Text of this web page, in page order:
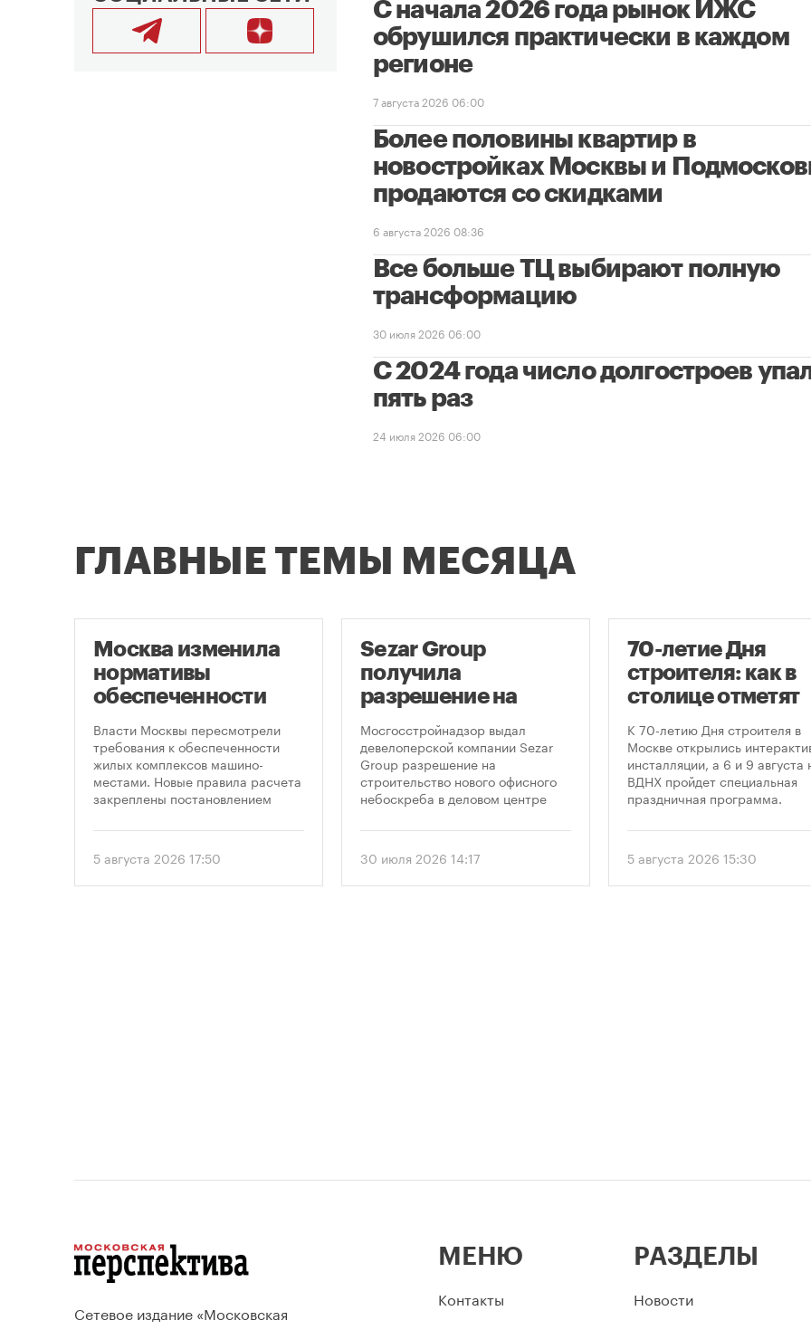
С начала 2026 года рынок ИЖС
обрушился практически в каждом
регионе
7 августа 2026 06:00
Более половины квартир в
новостройках Москвы и
продаются со скидками
6 августа 2026 08:36
Все больше ТЦ выбирают полную
трансформацию
30 июля 2026 06:00
С 2024 года число долгостроев
пять раз
24 июля 2026 06:00
ГЛАВНЫЕ ТЕМЫ МЕСЯЦА
Москва изменила
нормативы
обеспеченности
парковками
Власти Москвы пересмотрели
требования к обеспеченности
жилых комплексов машино-
местами. Новые правила расчета
закреплены постановлением
от 5 августа 2026 года. Документ
подход к определению
необходимого количества
5 августа 2026 17:50
Sezar Group
получила
разрешение на
строительство
небоскреба в
«Москва-Сити»
Мосгосстройнадзор выдал
девелоперской компании Sezar
Group разрешение на
строительство нового офисного
небоскреба в деловом центре
предусматривает возведение 52-
метров.
30 июля 2026 14:17
70-летие Дня
строителя: как в
столице отметят
праздника
К 70-летию Дня строителя в
Москве открылись
инсталляции, а 6 и 9 августа
ВДНХ пройдет специальная
праздничная программа.
5 августа 2026 15:30
Сетевое издание «Московская
МЕНЮ
Контакты
РАЗДЕЛЫ
Новости